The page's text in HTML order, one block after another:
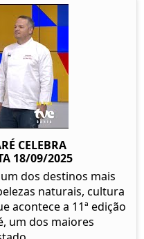
CELEBRA
18/09/2025
dos destinos mais
naturais, cultura
acontece a 11ª edição
um dos maiores